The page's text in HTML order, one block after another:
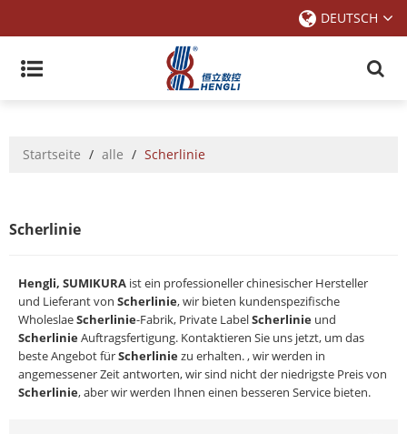
DEUTSCH
Startseite / alle / Scherlinie
Scherlinie
Hengli, SUMIKURA ist ein professioneller chinesischer Hersteller
und Lieferant von Scherlinie, wir bieten kundenspezifische
WholeslaeScherlinie-Fabrik, Private LabelScherlinie und
ScherlinieAuftragsfertigung. Kontaktieren Sie uns jetzt, um das
beste Angebot fürScherliniezu erhalten. , wir werden in
angemessener Zeit antworten, wir sind nicht der niedrigste Preis von
Scherlinie, aber wir werden Ihnen einen besseren Service bieten.